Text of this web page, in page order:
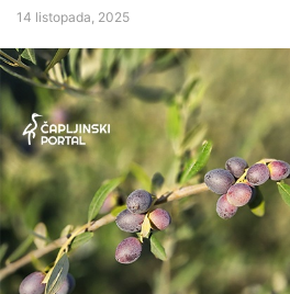
14 listopada, 2025